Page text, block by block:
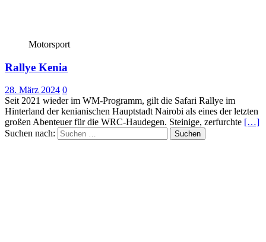
Motorsport
Rallye Kenia
28. März 2024 0
Seit 2021 wieder im WM-Programm, gilt die Safari Rallye im
Hinterland der kenianischen Hauptstadt Nairobi als eines der letzten
großen Abenteuer für die WRC-Haudegen. Steinige, zerfurchte […]
Suchen nach: